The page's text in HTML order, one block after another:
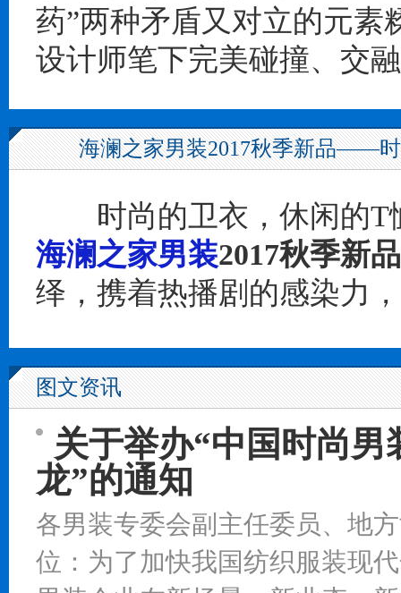
药”两种矛盾又对立的元素
设计师笔下完美碰撞、交
海澜之家男装2017秋季新品——时
时尚的卫衣，休闲的T
海澜之家男装2017秋季新品
绎，携着热播剧的感染力
图文资讯
关于举办“中国时尚
龙”的通知
各男装专委会副主任委员、地
位：为了加快我国纺织服装现